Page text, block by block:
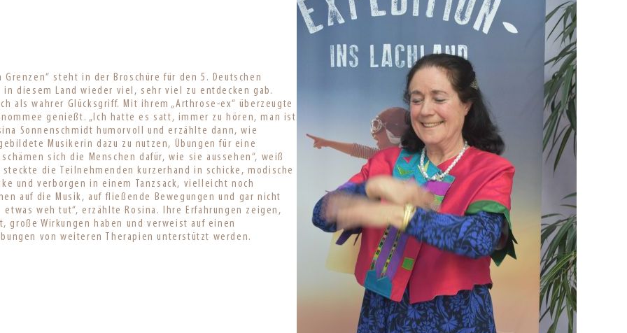
steht in der Broschüre für den 5. Deutschen
in diesem Land wieder viel, sehr viel zu entdecken gab.
als wahrer Glücksgriff. Mit ihrem „Arthrose-ex“ überzeugte
genießt. „Ich hatte es satt, immer zu hören, man ist
Sonnenschmidt humorvoll und erzählte dann, wie
Musikerin dazu zu nutzen, Übungen für eine
sich die Menschen dafür, wie sie aussehen“, weiß
die Teilnehmenden kurzerhand in schicke, modische
und verborgen in einem Tanzsack, vielleicht noch
auf die Musik, auf fließende Bewegungen und gar nicht
weh tut“, erzählte Rosina. Ihre Erfahrungen zeigen,
Wirkungen haben und verweist auf einen
von weiteren Therapien unterstützt werden.